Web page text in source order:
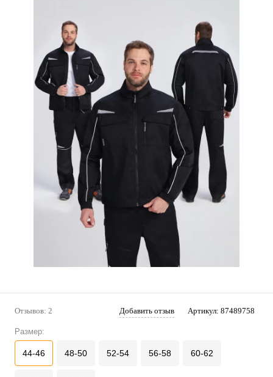
Отзывов: 2 Добавить отзыв Артикул: 87489758
Размер:
44-46 48-50 52-54 56-58 60-62